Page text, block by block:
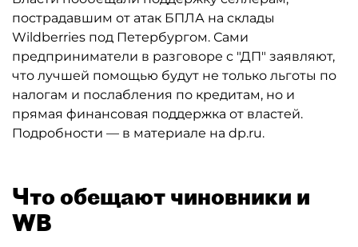
пострадавшим от атак БПЛА на склады
Wildberries под Петербургом. Сами
предприниматели в разговоре с "ДП" заявляют,
что лучшей помощью будут не только льготы по
налогам и послабления по кредитам, но и
прямая финансовая поддержка от властей.
Подробности — в материале на dp.ru.
Что обещают чиновники и
WB